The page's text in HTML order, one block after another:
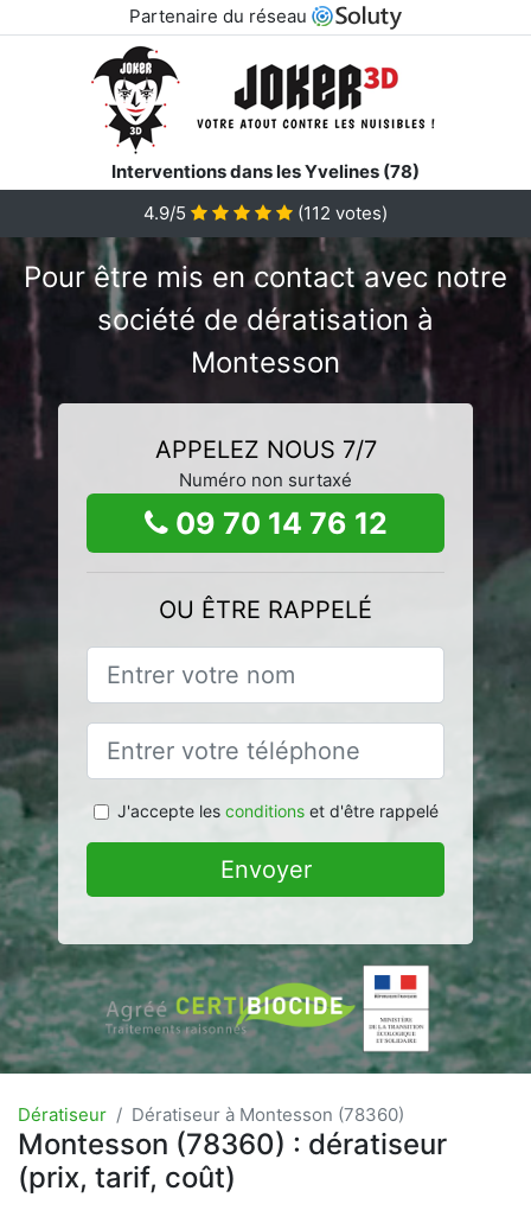
Partenaire du réseau
Interventions dans les Yvelines (78)
4.9/5
(112 votes)
Pour être mis en contact avec notre
société de dératisation à
Montesson
APPELEZ NOUS 7/7
Numéro non surtaxé
09 70 14 76 12
OU ÊTRE RAPPELÉ
J'accepte les conditionset d'être rappelé
Envoyer
Dératiseur Dératiseur à Montesson (78360)
Montesson (78360) : dératiseur
(prix, tarif, coût)